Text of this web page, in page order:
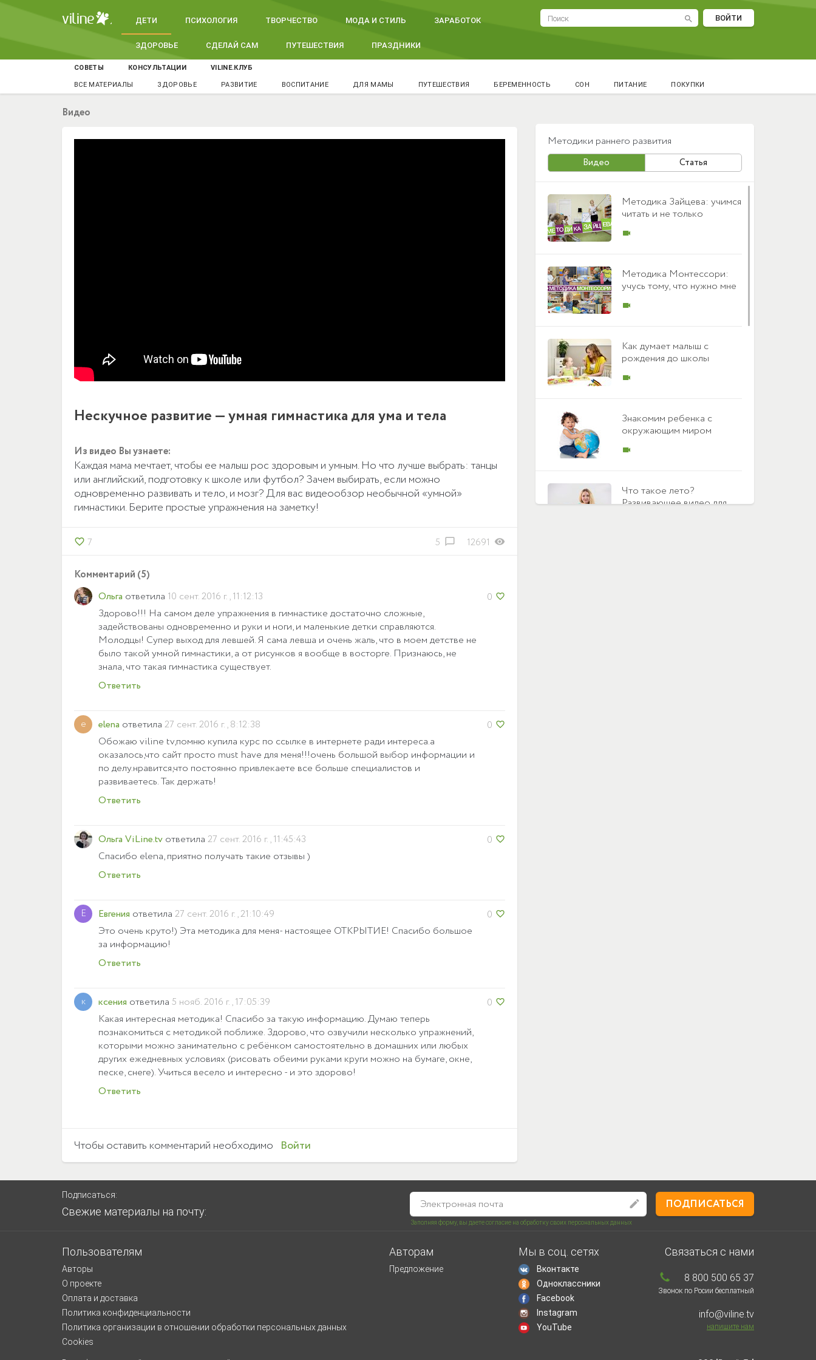
ДЕТИ ПСИХОЛОГИЯ ТВОРЧЕСТВО МОДА И СТИЛЬ ЗАРАБОТОК
ЗДОРОВЬЕ СДЕЛАЙ САМ ПУТЕШЕСТВИЯ ПРАЗДНИКИ
search ВОЙТИ
СОВЕТЫ КОНСУЛЬТАЦИИ VILINE.КЛУБ
ВСЕ МАТЕРИАЛЫ ЗДОРОВЬЕ РАЗВИТИЕ ВОСПИТАНИЕ ДЛЯ МАМЫ ПУТЕШЕСТВИЯ БЕРЕМЕННОСТЬ СОН ПИТАНИЕ ПОКУПКИ
Видео
Нескучное развитие — умная гимнастика для ума и тела
Из видео Вы узнаете:
Каждая мама мечтает, чтобы ее малыш рос здоровым и умным. Но что лучше выбрать: танцы
или английский, подготовку к школе или футбол? Зачем выбирать, если можно
одновременно развивать и тело, и мозг? Для вас видеообзор необычной «умной»
гимнастики. Берите простые упражнения на заметку!
favorite_border 7 5 chat_bubble_outline 12691 visibility
Комментарий (5)
Ольга ответила 10 сент. 2016 г., 11:12:13 0 favorite_border
Здорово!!! На самом деле упражнения в гимнастике достаточно сложные,
задействованы одновременно и руки и ноги, и маленькие детки справляются.
Молодцы! Супер выход для левшей. Я сама левша и очень жаль, что в моем детстве не
было такой умной гимнастики, а от рисунков я вообще в восторге. Признаюсь, не
знала, что такая гимнастика существует.
Ответить
e elena ответила 27 сент. 2016 г., 8:12:38 0 favorite_border
Обожаю viline tv,помню купила курс по ссылке в интернете ради интереса.а
оказалось,что сайт просто must have для меня!!!очень большой выбор информации и
по делу.нравится,что постоянно привлекаете все больше специалистов и
развиваетесь. Так держать!
Ответить
Ольга ViLine.tv ответила 27 сент. 2016 г., 11:45:43 0 favorite_border
Спасибо elena, приятно получать такие отзывы )
Ответить
Е Евгения ответила 27 сент. 2016 г., 21:10:49 0 favorite_border
Это очень круто!) Эта методика для меня- настоящее ОТКРЫТИЕ! Спасибо большое
за информацию!
Ответить
к ксения ответила 5 нояб. 2016 г., 17:05:39 0 favorite_border
Какая интересная методика! Спасибо за такую информацию. Думаю теперь
познакомиться с методикой поближе. Здорово, что озвучили несколько упражнений,
которыми можно занимательно с ребёнком самостоятельно в домашних или любых
других ежедневных условиях (рисовать обеими руками круги можно на бумаге, окне,
песке, снеге). Учиться весело и интересно - и это здорово!
Ответить
Чтобы оставить комментарий необходимо Войти
Методики раннего развития
Видео Статья
Методика Зайцева: учимся
читать и не только
videocam
Методика Монтессори:
учусь тому, что нужно мне
videocam
Как думает малыш с
рождения до школы
videocam
Знакомим ребенка с
окружающим миром
videocam
Что такое лето?
Развивающее видео для
Подписаться:
Свежие материалы на почту:
ПОДПИСАТЬСЯ
Заполняя форму, вы даете согласие на обработку своих персональных данных
Пользователям
Авторы
О проекте
Оплата и доставка
Политика конфиденциальности
Политика организации в отношении обработки персональных данных
Cookies
Авторам
Предложение
Мы в соц. сетях
Вконтакте
Одноклассники
Facebook
Instagram
YouTube
Связаться с нами
8 800 500 65 37
Звонок по Росии бесплатный
info@viline.tv
напишите нам